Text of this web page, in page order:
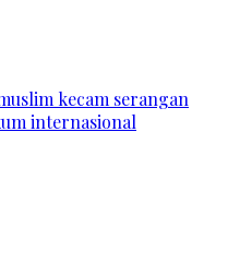
kecam serangan
internasional